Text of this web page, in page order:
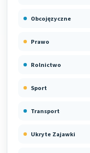
Obcojęzyczne
Prawo
Rolnictwo
Sport
Transport
Ukryte Zajawki